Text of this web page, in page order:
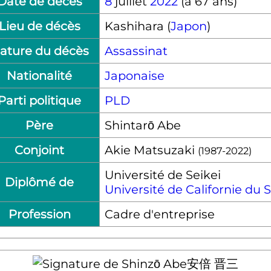
de décès
Kashihara (Japon)
du décès
Assassinat
Nationalité
Japonaise
politique
PLD
Père
Shintarō Abe
Conjoint
Akie Matsuzaki (1987-2022)
Diplômé de
Université de Seikei
Université de Californie du
Profession
Cadre d'entreprise